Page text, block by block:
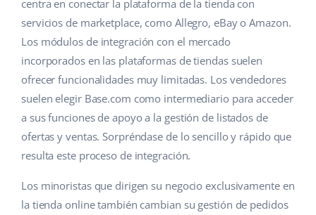
Gestión de envíos
Automatizaciones
Base Connect
IA para e-commerce
Productos infantiles
Electrónica
Piezas de automóviles
Supermercado
Moda
Ayuda
Base Academy
Blog
Servicios
Implementación de sistemas
Auditoría de cuentas
english (GB)
english (IN)
čeština
deutsch
español (AR)
centra en conectar la plataforma de la tienda con
servicios de marketplace, como Allegro, eBay o Amazon.
Los módulos de integración con el mercado
incorporados en las plataformas de tiendas suelen
ofrecer funcionalidades muy limitadas. Los vendedores
suelen elegir Base.com como intermediario para acceder
a sus funciones de apoyo a la gestión de listados de
ofertas y ventas. Sorpréndase de lo sencillo y rápido que
resulta este proceso de integración.
Los minoristas que dirigen su negocio exclusivamente en
la tienda online también cambian su gestión de pedidos